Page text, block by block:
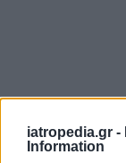
iatropedia.gr -
Information